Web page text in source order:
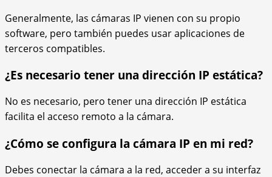
Generalmente, las cámaras IP vienen con su propio
software, pero también puedes usar aplicaciones de
terceros compatibles.
¿Es necesario tener una dirección IP estática?
No es necesario, pero tener una dirección IP estática
facilita el acceso remoto a la cámara.
¿Cómo se configura la cámara IP en mi red?
Debes conectar la cámara a la red, acceder a su interfaz